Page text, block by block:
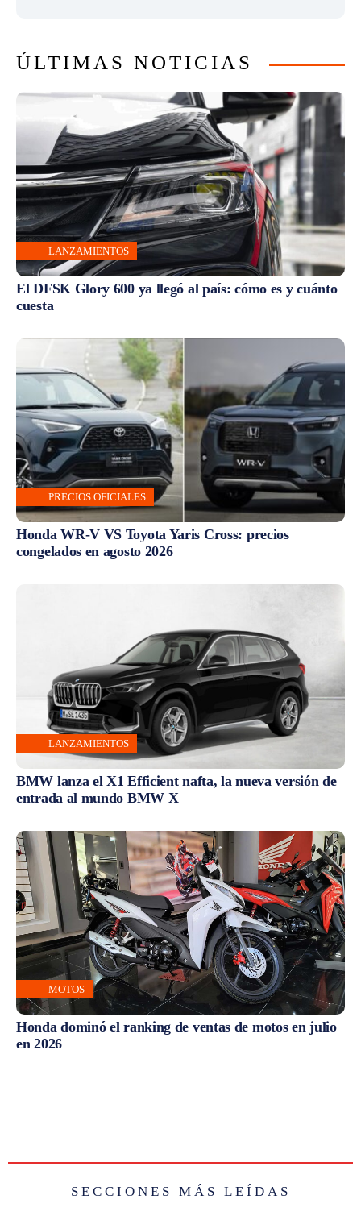
ÚLTIMAS NOTICIAS
LANZAMIENTOS
El DFSK Glory 600 ya llegó al país: cómo es y cuánto
cuesta
PRECIOS OFICIALES
Honda WR-V VS Toyota Yaris Cross: precios
congelados en agosto 2026
LANZAMIENTOS
BMW lanza el X1 Efficient nafta, la nueva versión de
entrada al mundo BMW X
MOTOS
Honda dominó el ranking de ventas de motos en julio
en 2026
SECCIONES MÁS LEÍDAS